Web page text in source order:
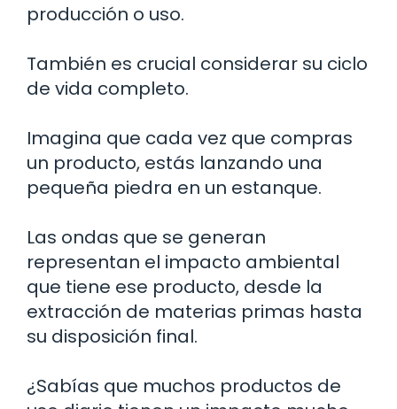
producción o uso.
También es crucial considerar su ciclo
de vida completo.
Imagina que cada vez que compras
un producto, estás lanzando una
pequeña piedra en un estanque.
Las ondas que se generan
representan el impacto ambiental
que tiene ese producto, desde la
extracción de materias primas hasta
su disposición final.
¿Sabías que muchos productos de